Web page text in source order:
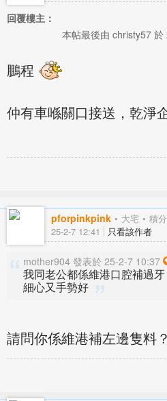
回覆樓主：
本帖最後由 christy57
鵬程
仲有車喺關口接送，乾淨
pforpinkpink 大宅 積
25-2-7 12:41 只看該作者
mother904 發表於 25-2-7 10:37
我同老公都係維港口腔補過
細心又手勢好
請問你係維港補左邊隻料？